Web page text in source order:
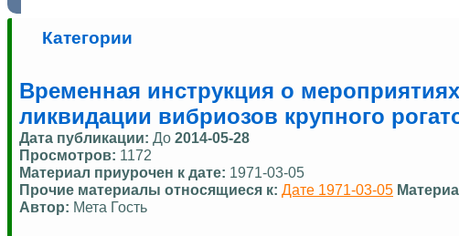
Категории
Временная инструкция о
ликвидации вибриозов крупного
Дата публикации: До 2014-05-28
Просмотров: 1172
Материал приурочен к дате: 1971-03-05
Прочие материалы относящиеся к: Дате 1971-03-05
Автор: Мета Гость